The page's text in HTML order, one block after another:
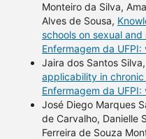
Monteiro da Silva,
Alves de Sousa,
schools on sexual
Enfermagem da
Jaira dos Santos Silva,
applicability in
Enfermagem da
José Diego Marques
de Carvalho, Danielle
Ferreira de Souza